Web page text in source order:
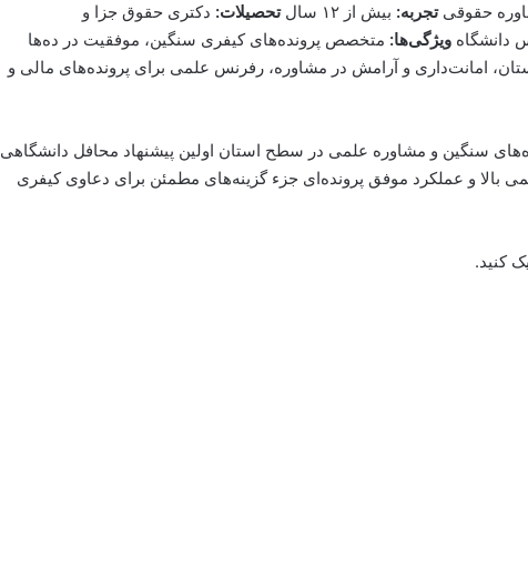
حقوقیتجربه: بیش از ۱۲ سال تحصیلات: دکتری حقوق جزا و
دانشگاه ویژگی‌ها: متخصص پرونده‌های کیفری سنگین، موفقیت در ده‌ها
امانت‌داری و آرامش در مشاوره، رفرنس علمی برای پرونده‌های مالی و
سنگین و مشاوره علمی در سطح استان اولین پیشنهاد محافل دانشگاهی
و عملکرد موفق پرونده‌ای جزء گزینه‌های مطمئن برای دعاوی کیفری
کنید.